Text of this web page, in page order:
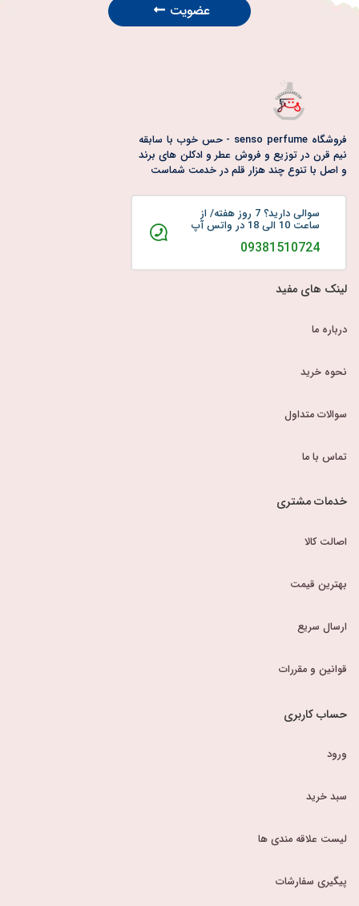
عضویت
فروشگاه senso perfume - حس خوب با سابقه
نیم قرن در توزیع و فروش عطر و ادکلن های برند
و اصل با تنوع چند هزار قلم در خدمت شماست
سوالی دارید؟ 7 روز هفته/ از
ساعت 10 الی 18 در واتس آپ
09381510724
لینک های مفید
درباره ما
نحوه خرید
سوالات متداول
تماس با ما
خدمات مشتری
اصالت کالا
بهترین قیمت
ارسال سریع
قوانین و مقررات
حساب کاربری
ورود
سبد خرید
لیست علاقه مندی ها
پیگیری سفارشات